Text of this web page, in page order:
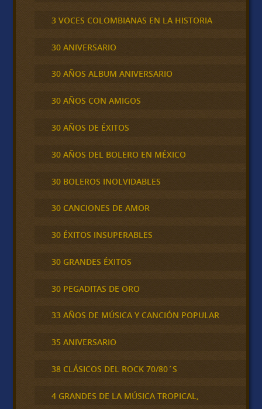
3 VOCES COLOMBIANAS EN LA HISTORIA
30 ANIVERSARIO
30 AÑOS ALBUM ANIVERSARIO
30 AÑOS CON AMIGOS
30 AÑOS DE ÉXITOS
30 AÑOS DEL BOLERO EN MÉXICO
30 BOLEROS INOLVIDABLES
30 CANCIONES DE AMOR
30 ÉXITOS INSUPERABLES
30 GRANDES ÉXITOS
30 PEGADITAS DE ORO
33 AÑOS DE MÚSICA Y CANCIÓN POPULAR
35 ANIVERSARIO
38 CLÁSICOS DEL ROCK 70/80´S
4 GRANDES DE LA MÚSICA TROPICAL,